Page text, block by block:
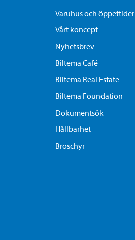
Varuhus och öppettider
Vårt koncept
Nyhetsbrev
Biltema Café
Biltema Real Estate
Biltema Foundation
Dokumentsök
Hållbarhet
Broschyr